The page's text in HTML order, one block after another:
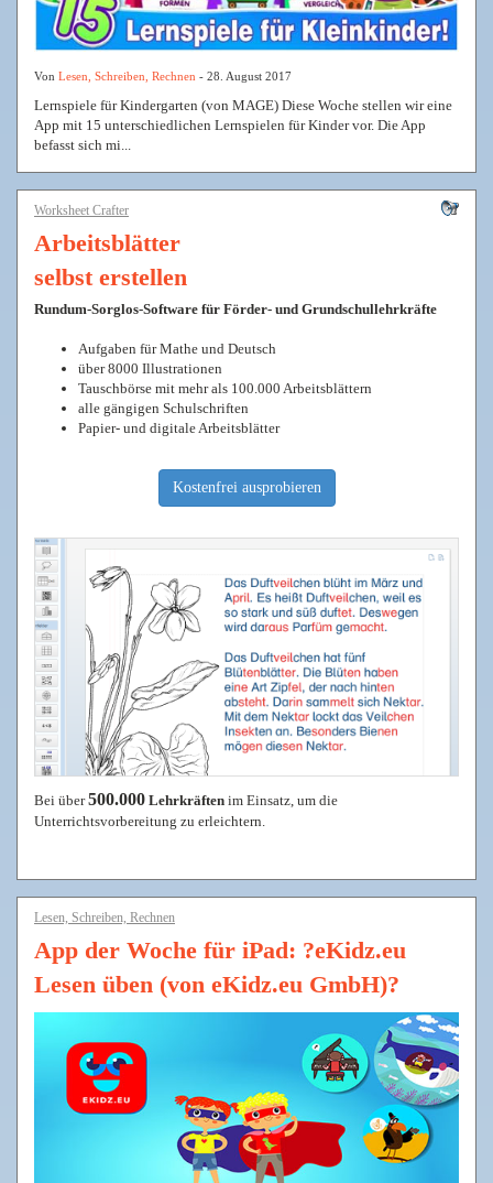
Von Lesen, Schreiben, Rechnen - 28. August 2017
Lernspiele für Kindergarten (von MAGE) Diese Woche stellen wir eine
App mit 15 unterschiedlichen Lernspielen für Kinder vor. Die App
befasst sich mi...
Worksheet Crafter
Arbeitsblätter
selbst erstellen
Rundum-Sorglos-Software für Förder- und Grundschullehrkräfte
Aufgaben für Mathe und Deutsch
über 8000 Illustrationen
Tauschbörse mit mehr als 100.000 Arbeitsblättern
alle gängigen Schulschriften
Papier- und digitale Arbeitsblätter
Kostenfrei ausprobieren
Bei über500.000 Lehrkräften im Einsatz, um die
Unterrichtsvorbereitung zu erleichtern.
Lesen, Schreiben, Rechnen
App der Woche für iPad: ?eKidz.eu
Lesen üben (von eKidz.eu GmbH)?